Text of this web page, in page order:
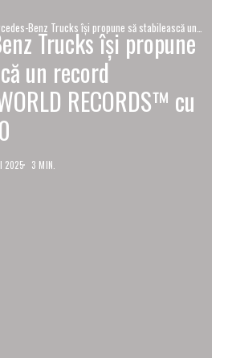
Benz Trucks își propune să stabilească un
GUINNESS WORLD RECORDS™ cu eActros 600
Trucks își propune
un record
RECORDS™ cu
2025 3 MIN.